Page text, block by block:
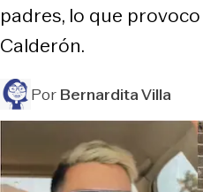
padres, lo que
Calderón.
PorBernardita Villa